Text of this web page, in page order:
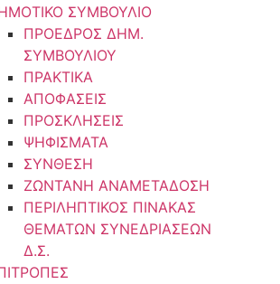
ΣΥΜΒΟΥΛΙΟ
ΠΡΟΕΔΡΟΣ ΔΗΜ.
ΣΥΜΒΟΥΛΙΟΥ
ΠΡΑΚΤΙΚΑ
ΑΠΟΦΑΣΕΙΣ
ΠΡΟΣΚΛΗΣΕΙΣ
ΨΗΦΙΣΜΑΤΑ
ΣΥΝΘΕΣΗ
ΖΩΝΤΑΝΗ ΑΝΑΜΕΤΑΔΟΣΗ
ΠΕΡΙΛΗΠΤΙΚΟΣ ΠΙΝΑΚΑΣ
ΘΕΜΑΤΩΝ ΣΥΝΕΔΡΙΑΣΕΩΝ
Δ.Σ.